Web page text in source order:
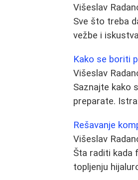
Višeslav
Sve što treba
vežbe i
Kako se boriti
Višeslav
Saznajte kako
preparate.
Rešavanje
Višeslav
Šta raditi kada
topljenju